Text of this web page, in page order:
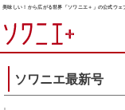
美味しい！から広がる世界「ソワニエ＋」の公式ウェ
ソワニエ最新号